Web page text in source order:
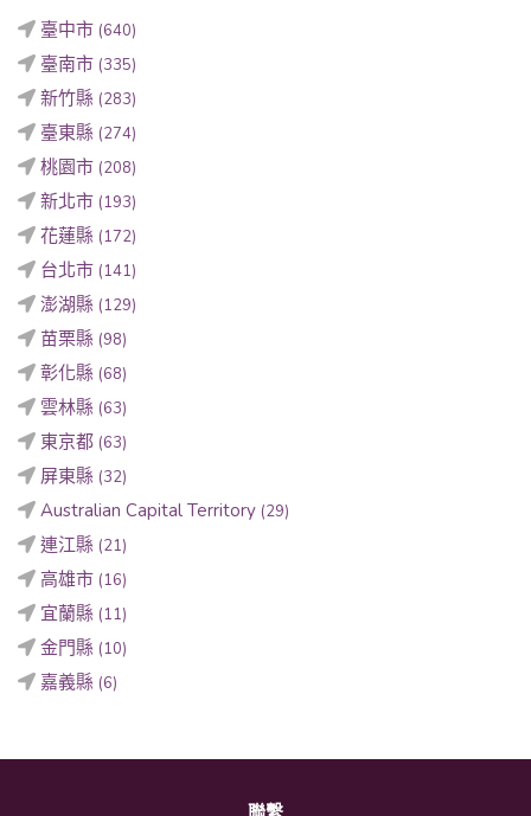
臺中市 (640)
臺南市 (335)
新竹縣 (283)
臺東縣 (274)
桃園市 (208)
新北市 (193)
花蓮縣 (172)
台北市 (141)
澎湖縣 (129)
苗栗縣 (98)
彰化縣 (68)
雲林縣 (63)
東京都 (63)
屏東縣 (32)
Australian Capital Territory (29)
連江縣 (21)
高雄市 (16)
宜蘭縣 (11)
金門縣 (10)
嘉義縣 (6)